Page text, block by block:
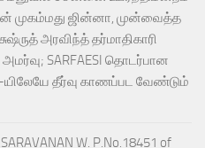
முகம்மது ஜின்னா, முன்வைத்த
அரவிந்த் தர்மாதிகாரி
அமர்வு; SARFAESI தொடர்பான
தீர்வு காணப்பட வேண்டும்
W. P.No.18451 of